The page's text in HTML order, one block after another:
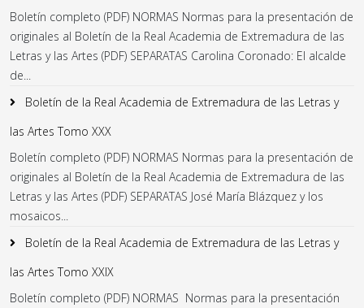
Boletín completo (PDF) NORMAS Normas para la presentación de
originales al Boletín de la Real Academia de Extremadura de las
Letras y las Artes (PDF) SEPARATAS Carolina Coronado: El alcalde
de...
Boletín de la Real Academia de Extremadura de las Letras y
las Artes Tomo XXX
Boletín completo (PDF) NORMAS Normas para la presentación de
originales al Boletín de la Real Academia de Extremadura de las
Letras y las Artes (PDF) SEPARATAS José María Blázquez y los
mosaicos...
Boletín de la Real Academia de Extremadura de las Letras y
las Artes Tomo XXIX
Boletín completo (PDF) NORMAS Normas para la presentación